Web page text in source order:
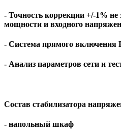
- Точность коррекции +/-1% не
мощности и входного
- Система прямого включения
- Анализ параметров сети и
Состав стабилизатора
- напольный шкаф